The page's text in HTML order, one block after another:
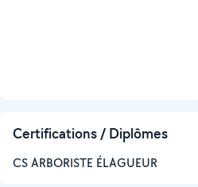
Certifications / Diplômes
CS ARBORISTE ÉLAGUEUR